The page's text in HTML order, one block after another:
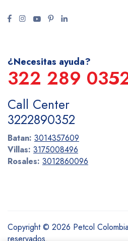
¿Necesitas ayuda?
322 289
Call Center
3222890352
Batan: 3014357609
Villas: 3175008496
Rosales: 3012860096
Copyright © 2026 Petcol
reservados.